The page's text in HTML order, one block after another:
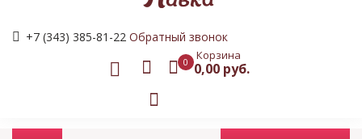
+7 (343) 385-81-22 Обратный звонок
0 Корзина
0,00 руб.